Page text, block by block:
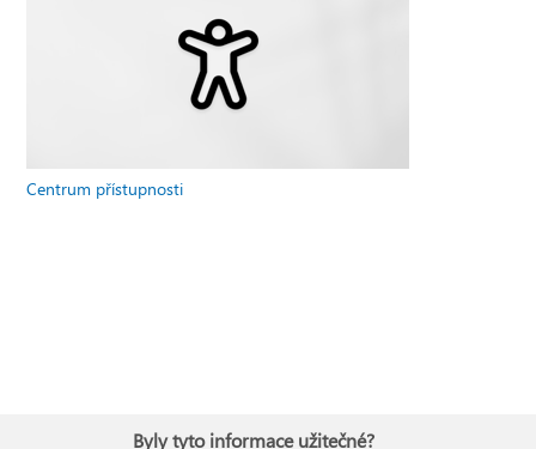
Centrum přístupnosti
Byly tyto informace užitečné?